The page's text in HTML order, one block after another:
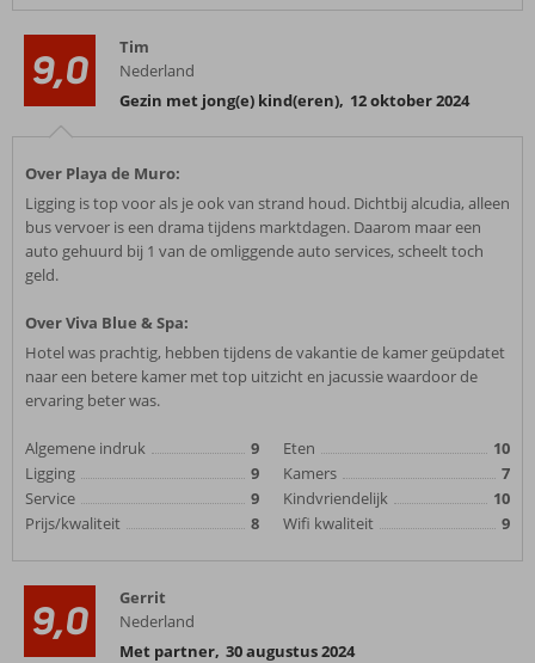
9,0
Tim
Nederland
Gezin met jong(e) kind(eren), 12 oktober 2024
Over Playa de Muro:
Ligging is top voor als je ook van strand houd. Dichtbij alcudia, alleen
bus vervoer is een drama tijdens marktdagen. Daarom maar een
auto gehuurd bij 1 van de omliggende auto services, scheelt toch
geld.
Over Viva Blue & Spa:
Hotel was prachtig, hebben tijdens de vakantie de kamer geüpdatet
naar een betere kamer met top uitzicht en jacussie waardoor de
ervaring beter was.
Algemene indruk
9
Ligging
9
Service
9
Prijs/kwaliteit
8
Eten
10
Kamers
7
Kindvriendelijk
10
Wifi kwaliteit
9
9,0
Gerrit
Nederland
Met partner, 30 augustus 2024